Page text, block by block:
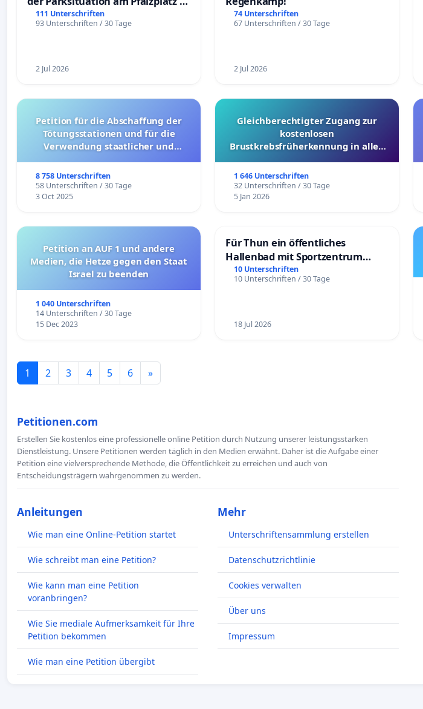
Mannheim
111 Unterschriften
93 Unterschriften / 30 Tage
2 Jul 2026
74 Unterschriften
67 Unterschriften / 30 Tage
2 Jul 2026
Petition für die Abschaffung der
Tötungsstationen und für die
Verwendung staatlicher und
8 758 Unterschriften
58 Unterschriften / 30 Tage
3 Oct 2025
Gleichberechtigter Zugang zur
kostenlosen
Brustkrebsfrüherkennung in allen
1 646 Unterschriften
32 Unterschriften / 30 Tage
5 Jan 2026
Petition an AUF 1 und andere
Medien, die Hetze gegen den Staat
Israel zu beenden
1 040 Unterschriften
14 Unterschriften / 30 Tage
15 Dec 2023
Für Thun ein öffentliches
Hallenbad mit Sportzentrum
schaffen
10 Unterschriften
10 Unterschriften / 30 Tage
18 Jul 2026
1 2 3 4 5 6 »
Petitionen.com
Erstellen Sie kostenlos eine professionelle online Petition durch Nutzung unserer leistungsstarken
Dienstleistung. Unsere Petitionen werden täglich in den Medien erwähnt. Daher ist die Aufgabe einer
Petition eine vielversprechende Methode, die Öffentlichkeit zu erreichen und auch von
Entscheidungsträgern wahrgenommen zu werden.
Anleitungen
Wie man eine Online-Petition startet
Wie schreibt man eine Petition?
Wie kann man eine Petition
voranbringen?
Wie Sie mediale Aufmerksamkeit für Ihre
Petition bekommen
Wie man eine Petition übergibt
Mehr
Unterschriftensammlung erstellen
Datenschutzrichtlinie
Cookies verwalten
Über uns
Impressum